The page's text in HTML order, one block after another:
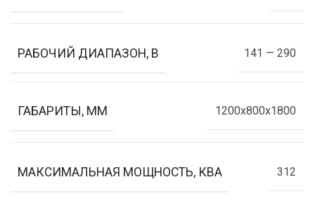
РАБОЧИЙ ДИАПАЗОН, В 141 — 290
ГАБАРИТЫ, ММ 1200x800x1800
МАКСИМАЛЬНАЯ МОЩНОСТЬ, КВА 312